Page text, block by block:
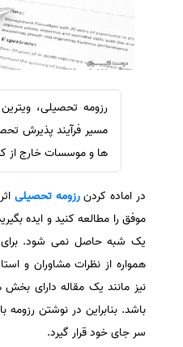
ترجمه عربی به فارسی
مشاهده همه زبان ها
سفارش ویرایش
سفارش پارافریز
سفارش فرمت‌بندی
سفارش کاهش کمیت
سفارش معرفی مجله
سفارش معرفی مقاله
سفارش معرفی کتاب
سفارش چکیده مبسوط
سفارش ترجمه مولتی‌مدیا
سفارش گویندگی
سفارش تولید محتوا
سفارش ترجمه همزمان
سفارش چکیده گرافیکی
رزومه تحصیلی،
مسیر فرآیند پذیرش
ها و موسسات خارج از
در اماده کردنرزومه تحصیلی
موفق را مطالعه کنید و ایده
یک شبه حاصل نمی شود. برای
همواره از نظرات مشاوران و
نیز مانند یک مقاله دارای
باشد. بنابراین در نوشتن
سر جای خود قرار گیرد.